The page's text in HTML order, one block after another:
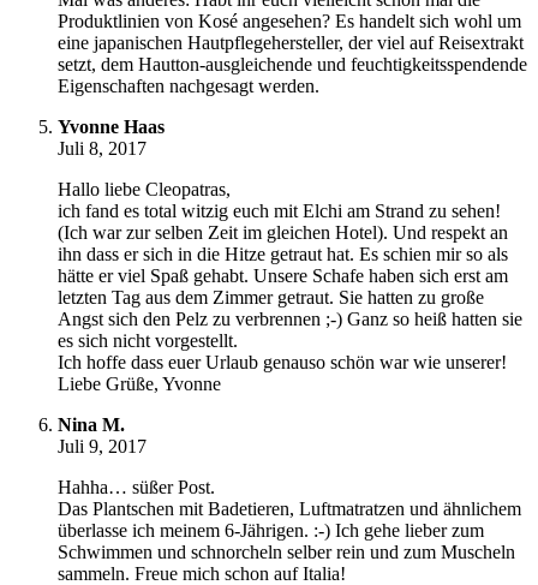
Produktlinien von Kosé angesehen? Es handelt sich wohl um
eine japanischen Hautpflegehersteller, der viel auf Reisextrakt
setzt, dem Hautton-ausgleichende und feuchtigkeitsspendende
Eigenschaften nachgesagt werden.
Yvonne Haas
Juli 8, 2017
Hallo liebe Cleopatras,
ich fand es total witzig euch mit Elchi am Strand zu sehen!
(Ich war zur selben Zeit im gleichen Hotel). Und respekt an
ihn dass er sich in die Hitze getraut hat. Es schien mir so als
hätte er viel Spaß gehabt. Unsere Schafe haben sich erst am
letzten Tag aus dem Zimmer getraut. Sie hatten zu große
Angst sich den Pelz zu verbrennen ;-) Ganz so heiß hatten sie
es sich nicht vorgestellt.
Ich hoffe dass euer Urlaub genauso schön war wie unserer!
Liebe Grüße, Yvonne
Nina M.
Juli 9, 2017
Hahha… süßer Post.
Das Plantschen mit Badetieren, Luftmatratzen und ähnlichem
überlasse ich meinem 6-Jährigen. :-) Ich gehe lieber zum
Schwimmen und schnorcheln selber rein und zum Muscheln
sammeln. Freue mich schon auf Italia!